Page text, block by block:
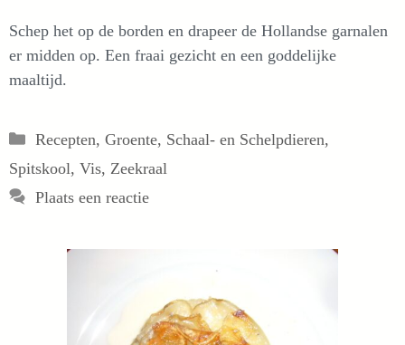
Schep het op de borden en drapeer de Hollandse garnalen
er midden op. Een fraai gezicht en een goddelijke
maaltijd.
Categorieën
Recepten, Groente, Schaal- en Schelpdieren,
Spitskool, Vis, Zeekraal
Plaats een reactie